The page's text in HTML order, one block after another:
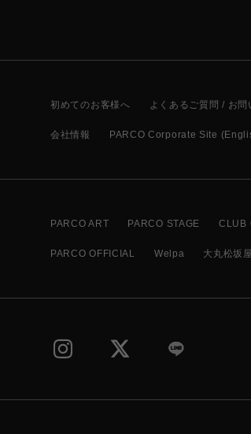
初めてのお客様へ よくあるご質問 / お問
会社情報 PARCO Corporate Site
PARCO ART PARCO STAGE CLUB
PARCO OFFICIAL Welpa 大丸松坂